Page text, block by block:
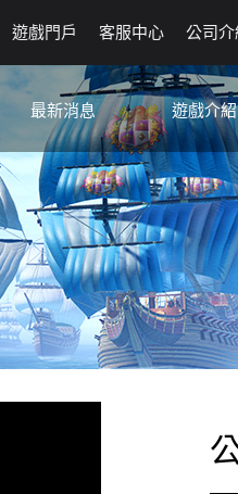
遊戲門戶 客服中心 公司介
最新消息
公告
更新
已知問題
活動
起源筆記
遊戲介紹
指南